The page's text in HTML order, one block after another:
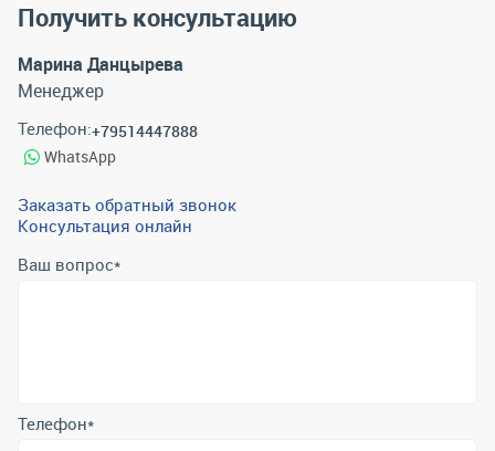
Получить консультацию
Марина Данцырева
Менеджер
Телефон:+79514447888
WhatsApp
Заказать обратный звонок
Консультация онлайн
Ваш вопрос*
Отправляя форму вы подтверждаете согласие с